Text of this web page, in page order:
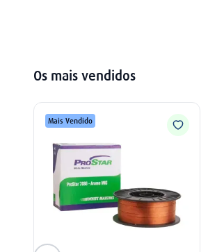
Os mais vendidos
Mais Vendido